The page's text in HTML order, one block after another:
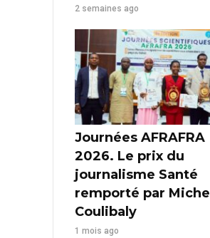
2 semaines ago
Journées AFRAFRA
2026. Le prix du
journalisme Santé
remporté par Michel
Coulibaly
1 mois ago